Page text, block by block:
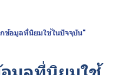
ข้อมูลที่นิยมใช้ในปัจจุบัน"